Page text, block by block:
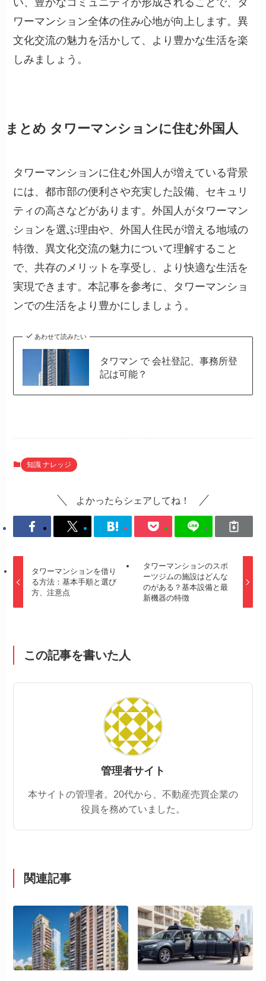
ワーマンション全体の住み心地が向上します。異
文化交流の魅力を活かして、より豊かな生活を楽
しみましょう。
まとめ タワーマンションに住む外国人
タワーマンションに住む外国人が増えている背景
には、都市部の便利さや充実した設備、セキュリ
ティの高さなどがあります。外国人がタワーマン
ションを選ぶ理由や、外国人住民が増える地域の
特徴、異文化交流の魅力について理解すること
で、共存のメリットを享受し、より快適な生活を
実現できます。本記事を参考に、タワーマンショ
ンでの生活をより豊かにしましょう。
あわせて読みたい
タワマン で 会社登記、事務所登
記は可能？
知識 ナレッジ
よかったらシェアしてね！
タワーマンションを借り
る方法：基本手順と選び
方、注意点
タワーマンションのスポ
ーツジムの施設はどんな
のがある？基本設備と最
新機器の特徴
この記事を書いた人
管理者サイト
本サイトの管理者。20代から、不動産売買企業の
役員を務めていました。
関連記事